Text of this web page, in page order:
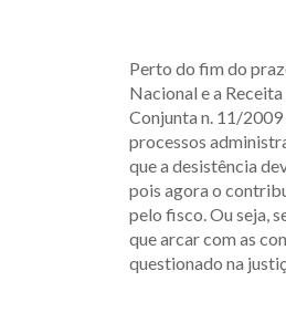
Perto do fim do
Nacional e a
Conjunta n. 11/
processos
que a desistência
pois agora o
pelo fisco. Ou seja,
que arcar com as
questionado na